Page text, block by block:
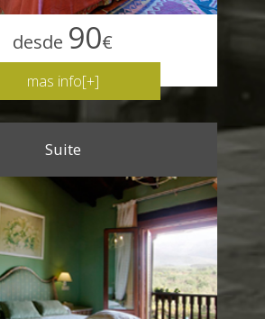
desde 90€
mas info[+]
Suite